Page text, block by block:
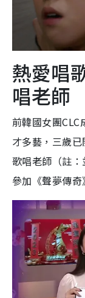
熱愛唱
唱老師
前韓國女團
才多藝，三歲
歌唱老師（註
參加《聲夢傳奇